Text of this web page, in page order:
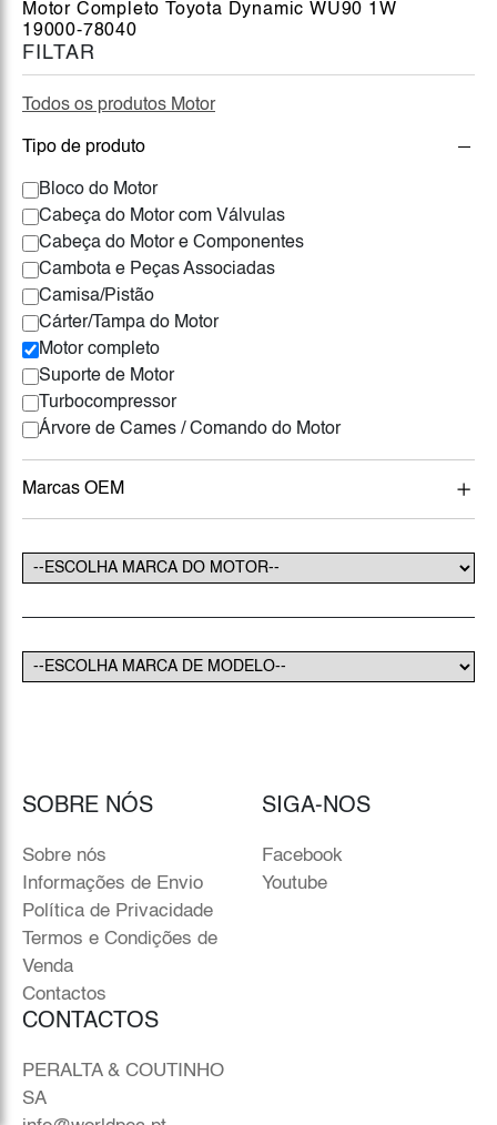
FILTAR
Todos os produtos Motor
Tipo de produto
Bloco do Motor
Cabeça do Motor com Válvulas
Cabeça do Motor e Componentes
Cambota e Peças Associadas
Camisa/Pistão
Cárter/Tampa do Motor
Motor completo
Suporte de Motor
Turbocompressor
Árvore de Cames / Comando do Motor
Marcas OEM
Motor Completo Toyota Dynamic WU90 1W
19000-78040
SOBRE NÓS
Sobre nós
Informações de Envio
Política de Privacidade
Termos e Condições de
Venda
Contactos
SIGA-NOS
Facebook
Youtube
CONTACTOS
PERALTA & COUTINHO
SA